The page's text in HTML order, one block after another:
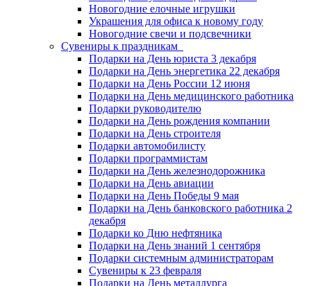
Новогодние елочные игрушки
Украшения для офиса к новому году
Новогодние свечи и подсвечники
Сувениры к праздникам
Подарки на День юриста 3 декабря
Подарки на День энергетика 22 декабря
Подарки на День России 12 июня
Подарки на День медицинского работника
Подарки руководителю
Подарки на День рождения компании
Подарки на День строителя
Подарки автомобилисту
Подарки программистам
Подарки на День железнодорожника
Подарки на День авиации
Подарки на День Победы 9 мая
Подарки на День банковского работника 2
декабря
Подарки ко Дню нефтяника
Подарки на День знаний 1 сентября
Подарки системным администраторам
Сувениры к 23 февраля
Подарки на День металлурга